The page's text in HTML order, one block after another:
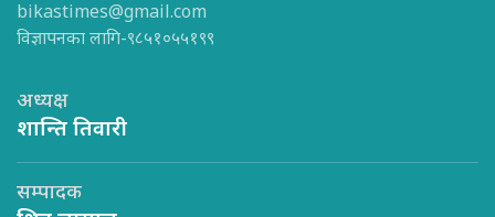
bikastimes@gmail.com
विज्ञापनका लागि-९८५१०५५१९९
अध्यक्ष
शान्ति तिवारी
सम्पादक